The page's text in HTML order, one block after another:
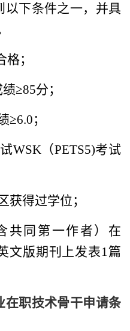
以下条件之一，并具
格；
绩≥85分；
≥6.0；
WSK （PETS5)考试
得过学位；
共同第一作者）在
文版期刊上发表1 篇
在职技术骨干申请条